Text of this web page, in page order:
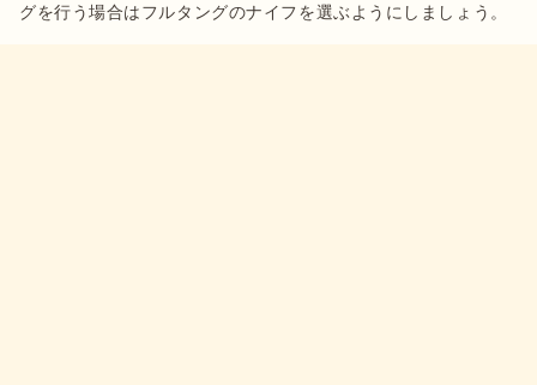
グを行う場合はフルタングのナイフを選ぶようにしましょう。